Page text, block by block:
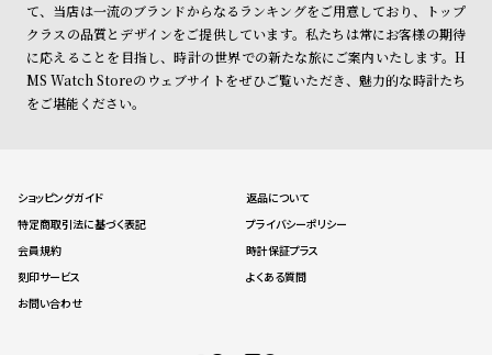
て、当店は一流のブランドからなるランキングをご用意しており、トップ
クラスの品質とデザインをご提供しています。私たちは常にお客様の期待
に応えることを目指し、時計の世界での新たな旅にご案内いたします。H
MS Watch Storeのウェブサイトをぜひご覧いただき、魅力的な時計たち
をご堪能ください。
ショッピングガイド
返品について
特定商取引法に基づく表記
プライバシーポリシー
会員規約
時計保証プラス
刻印サービス
よくある質問
お問い合わせ